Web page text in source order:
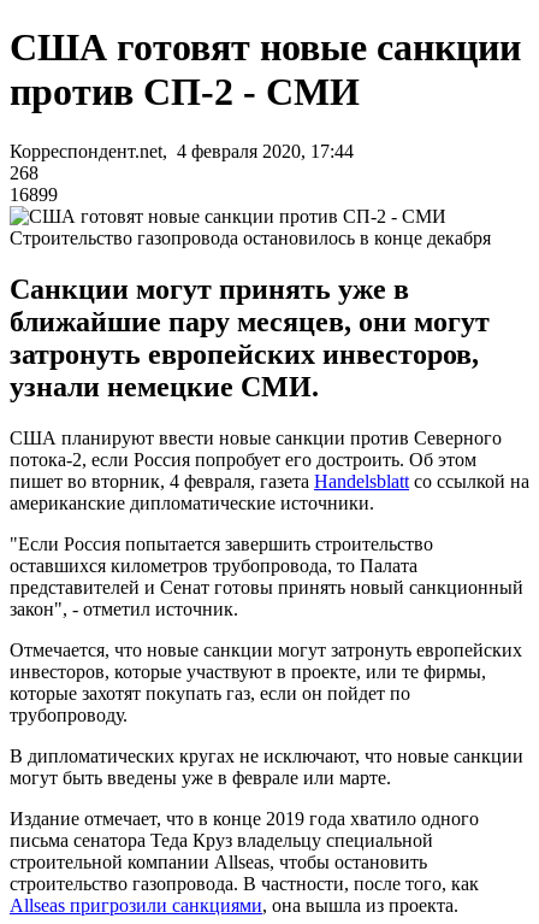
США готовят новые санкции
против СП-2 - СМИ
Корреспондент.net, 4 февраля 2020, 17:44
268
16899
Строительство газопровода остановилось в конце декабря
Санкции могут принять уже в
ближайшие пару месяцев, они могут
затронуть европейских инвесторов,
узнали немецкие СМИ.
США планируют ввести новые санкции против Северного
потока-2, если Россия попробует его достроить. Об этом
пишет во вторник, 4 февраля, газета Handelsblatt со ссылкой на
американские дипломатические источники.
"Если Россия попытается завершить строительство
оставшихся километров трубопровода, то Палата
представителей и Сенат готовы принять новый санкционный
закон", - отметил источник.
Отмечается, что новые санкции могут затронуть европейских
инвесторов, которые участвуют в проекте, или те фирмы,
которые захотят покупать газ, если он пойдет по
трубопроводу.
В дипломатических кругах не исключают, что новые санкции
могут быть введены уже в феврале или марте.
Издание отмечает, что в конце 2019 года хватило одного
письма сенатора Теда Круз владельцу специальной
строительной компании Allseas, чтобы остановить
строительство газопровода. В частности, после того, как
Allseas пригрозили санкциями, она вышла из проекта.